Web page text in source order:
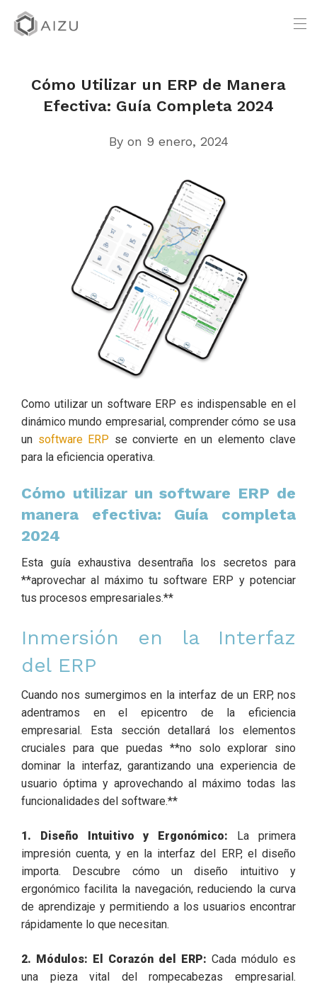
Cómo Utilizar un ERP de Manera
Efectiva: Guía Completa 2024
By on 9 enero, 2024
Como utilizar un software ERP es indispensable en el
dinámico mundo empresarial, comprender cómo se usa
un software ERP se convierte en un elemento clave
para la eficiencia operativa.
Cómo utilizar un software ERP de
manera efectiva: Guía completa
2024
Esta guía exhaustiva desentraña los secretos para
**aprovechar al máximo tu software ERP y potenciar
tus procesos empresariales.**
Inmersión en la Interfaz
del ERP
Cuando nos sumergimos en la interfaz de un ERP, nos
adentramos en el epicentro de la eficiencia
empresarial. Esta sección detallará los elementos
cruciales para que puedas **no solo explorar sino
dominar la interfaz, garantizando una experiencia de
usuario óptima y aprovechando al máximo todas las
funcionalidades del software.**
1. Diseño Intuitivo y Ergonómico: La primera
impresión cuenta, y en la interfaz del ERP, el diseño
importa. Descubre cómo un diseño intuitivo y
ergonómico facilita la navegación, reduciendo la curva
de aprendizaje y permitiendo a los usuarios encontrar
rápidamente lo que necesitan.
2. Módulos: El Corazón del ERP: Cada módulo es
una pieza vital del rompecabezas empresarial.